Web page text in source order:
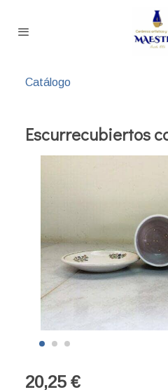
Catálogo
Escurrecubiertos
20,25 €